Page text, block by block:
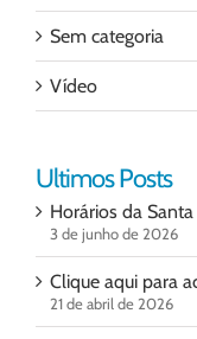
Sem categoria
Vídeo
Ultimos Posts
Horários da
3 de junho de 2026
Clique aqui para
21 de abril de 2026